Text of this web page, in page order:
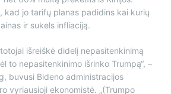
kad jo tarifų planas padidins kai kurių
ir sukels infliaciją.
išreiškė didelį nepasitenkinimą
to nepasitenkinimo išrinko Trumpą“, –
buvusi Bideno administracijos
vyriausioji ekonomistė. „(Trumpo